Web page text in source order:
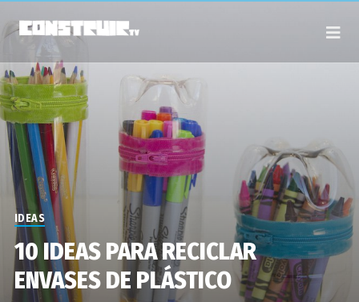
IDEAS
10 IDEAS PARA RECICLAR
ENVASES DE PLÁSTICO